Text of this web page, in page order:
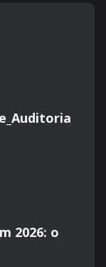
2026: o